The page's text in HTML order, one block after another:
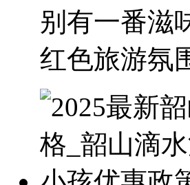
别有一番滋
红色旅游氛